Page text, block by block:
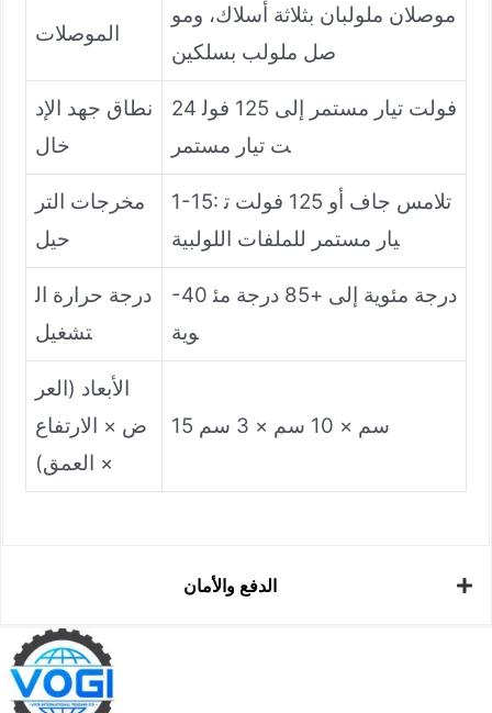
الموصلات
موصلان ملولبان بثلاثة أسلاك، ومو
صل ملولب بسلكين
نطاق جهد الإد
خال
24 فولت تيار مستمر إلى 125 فول
ت تيار مستمر
مخرجات التر
حيل
1-15: تلامس جاف أو 125 فولت ت
يار مستمر للملفات اللولبية
درجة حرارة ال
تشغيل
-40 درجة مئوية إلى +85 درجة مئ
وية
الأبعاد (العر
ض × الارتفاع
× العمق)
15 سم × 10 سم × 3 سم
الدفع والأمان